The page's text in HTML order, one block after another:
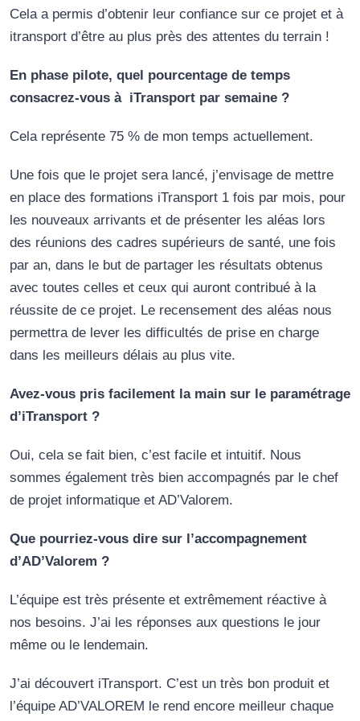
Cela a permis d’obtenir leur confiance sur ce projet et à
itransport d’être au plus près des attentes du terrain !
En phase pilote, quel pourcentage de temps
consacrez-vous à iTransport par semaine ?
Cela représente 75 % de mon temps actuellement.
Une fois que le projet sera lancé, j’envisage de mettre
en place des formations iTransport 1 fois par mois, pour
les nouveaux arrivants et de présenter les aléas lors
des réunions des cadres supérieurs de santé, une fois
par an, dans le but de partager les résultats obtenus
avec toutes celles et ceux qui auront contribué à la
réussite de ce projet. Le recensement des aléas nous
permettra de lever les difficultés de prise en charge
dans les meilleurs délais au plus vite.
Avez-vous pris facilement la main sur le paramétrage
d’iTransport ?
Oui, cela se fait bien, c’est facile et intuitif. Nous
sommes également très bien accompagnés par le chef
de projet informatique et AD’Valorem.
Que pourriez-vous dire sur l’accompagnement
d’AD’Valorem ?
L’équipe est très présente et extrêmement réactive à
nos besoins. J’ai les réponses aux questions le jour
même ou le lendemain.
J’ai découvert iTransport. C’est un très bon produit et
l’équipe AD’VALOREM le rend encore meilleur chaque